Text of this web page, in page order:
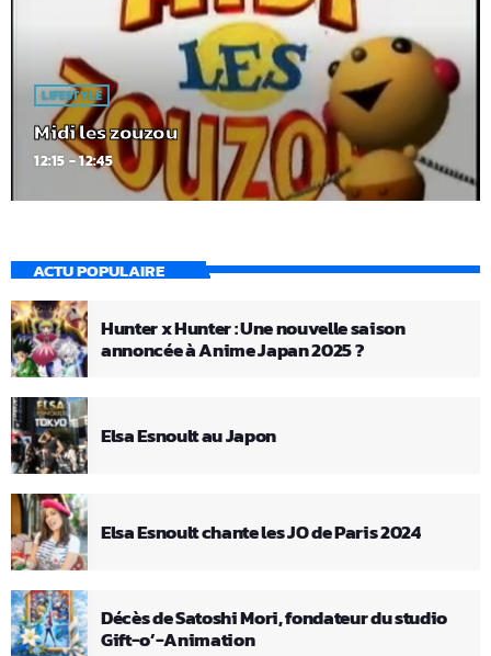
LIFESTYLE
Midi les zouzou
12:15 - 12:45
ACTU POPULAIRE
Hunter x Hunter : Une nouvelle saison
annoncée à Anime Japan 2025 ?
Elsa Esnoult au Japon
Elsa Esnoult chante les JO de Paris 2024
Décès de Satoshi Mori, fondateur du studio
Gift-o’-Animation